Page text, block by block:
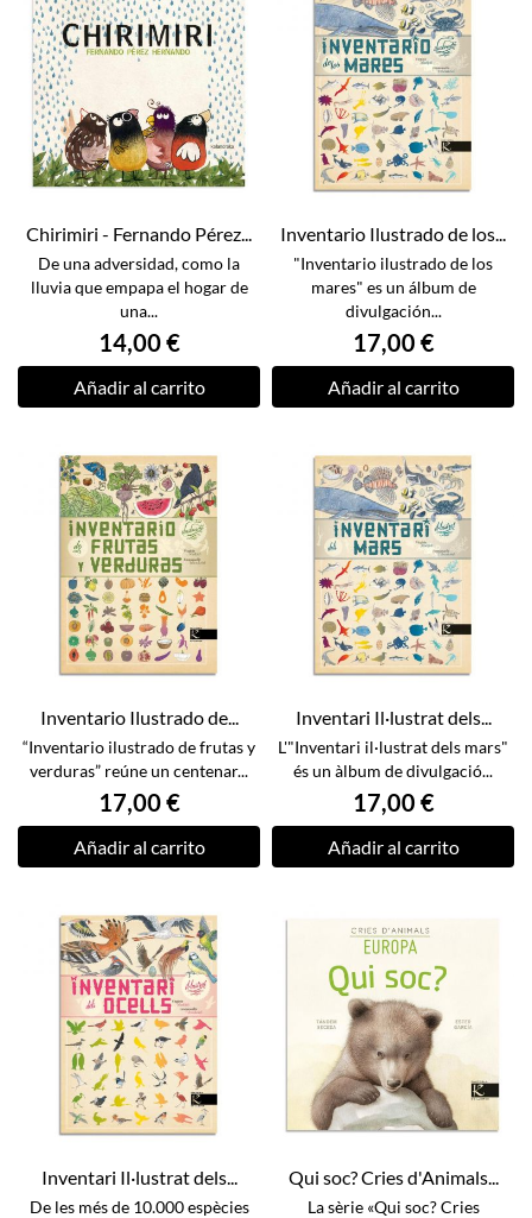
Chirimiri - Fernando Pérez...
De una adversidad, como la
lluvia que empapa el hogar de
una...
14,00 €
Añadir al carrito
Inventario Ilustrado de los...
"Inventario ilustrado de los
mares" es un álbum de
divulgación...
17,00 €
Añadir al carrito
Inventario Ilustrado de...
“Inventario ilustrado de frutas y
verduras” reúne un centenar...
17,00 €
Añadir al carrito
Inventari Il·lustrat dels...
L'"Inventari il·lustrat dels mars"
és un àlbum de divulgació...
17,00 €
Añadir al carrito
Inventari Il·lustrat dels...
De les més de 10.000 espècies
Qui soc? Cries d'Animals...
La sèrie «Qui soc? Cries